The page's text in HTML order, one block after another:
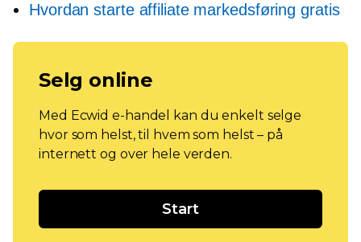
Hvordan starte affiliate markedsføring gratis
Selg online
Med Ecwid e-handel kan du enkelt selge
hvor som helst, til hvem som helst – på
internett og over hele verden.
Start